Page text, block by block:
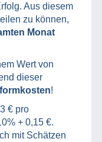
Aus diesem
zu können,
Monat
Wert von
dieser
!
€ pro
+ 0,15 €.
mit Schätzen